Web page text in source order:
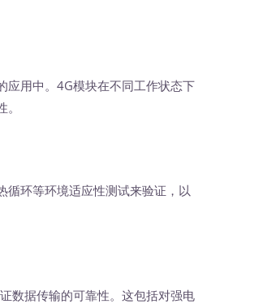
用中。4G模块在不同工作状态下
环等环境适应性测试来验证，以
据传输的可靠性。这包括对强电